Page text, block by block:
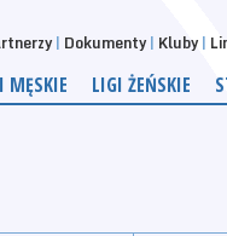
Dokumenty Kluby
MĘSKIE LIGI ŻEŃSKIE